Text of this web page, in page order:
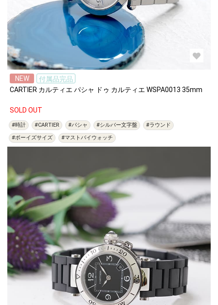
NEW
付属品完品
CARTIER カルティエ パシャ ドゥ カルティエ WSPA0013 35mm
SOLD OUT
#時計 #CARTIER #パシャ #シルバー文字盤
#ラウンド
#ボーイズサイズ
#マストバイウォッチ